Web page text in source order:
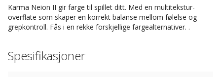
Karma Neion II gir farge til spillet ditt. Med en multitekstur-
overflate som skaper en korrekt balanse mellom følelse og
grepkontroll. Fås i en rekke forskjellige fargealternativer. .
Spesifikasjoner